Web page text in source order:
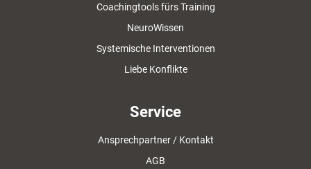
Coachingtools fürs Training
NeuroWissen
Systemische Interventionen
Liebe Konflikte
Service
Ansprechpartner / Kontakt
AGB